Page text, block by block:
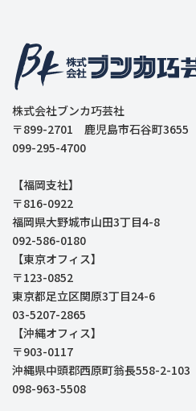
株式会社ブンカ巧芸社
〒899-2701 鹿児島市石谷町3655
099-295-4700
【福岡支社】
〒816-0922
福岡県大野城市山田3丁目4-8
092-586-0180
【東京オフィス】
〒123-0852
東京都足立区関原3丁目24-6
03-5207-2865
【沖縄オフィス】
〒903-0117
沖縄県中頭郡西原町翁長558-2-103
098-963-5508